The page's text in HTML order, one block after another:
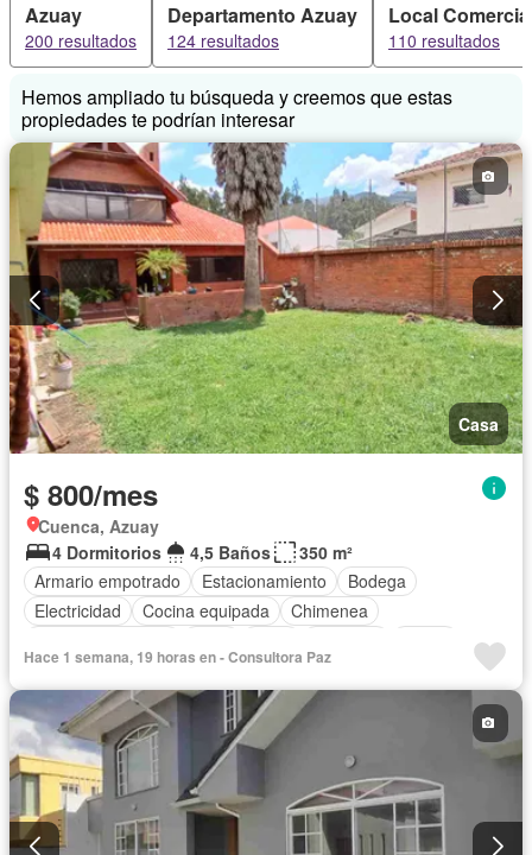
Azuay
200 resultados
Departamento Azuay
124 resultados
Local
110 resultados
Hemos ampliado tu búsqueda y creemos que estas
propiedades te podrían interesar
Casa
$ 800/mes
Cuenca, Azuay
4 Dormitorios
4,5 Baños
350 m²
Armario empotrado
Estacionamiento
Bodega
Electricidad
Cocina equipada
Chimenea
Parrilla
Sauna Piscina Sin amoblar
Hace 1 semana, 19 horas en - Consultora Paz